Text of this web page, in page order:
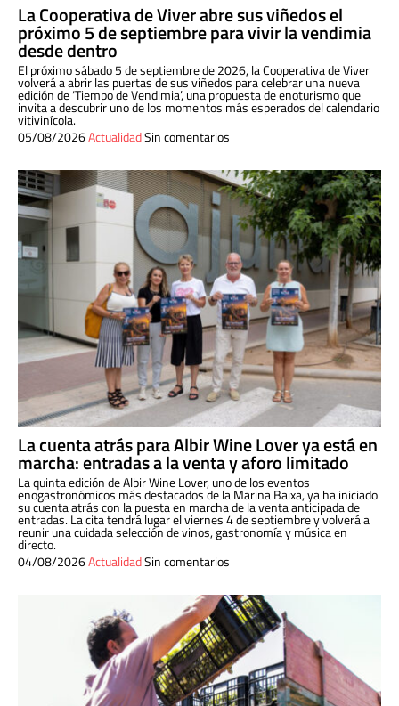
La Cooperativa de Viver abre sus viñedos el
próximo 5 de septiembre para vivir la vendimia
desde dentro
El próximo sábado 5 de septiembre de 2026, la Cooperativa de Viver
volverá a abrir las puertas de sus viñedos para celebrar una nueva
edición de ‘Tiempo de Vendimia’, una propuesta de enoturismo que
invita a descubrir uno de los momentos más esperados del calendario
vitivinícola.
05/08/2026ActualidadSin comentarios
La cuenta atrás para Albir Wine Lover ya está en
marcha: entradas a la venta y aforo limitado
La quinta edición de Albir Wine Lover, uno de los eventos
enogastronómicos más destacados de la Marina Baixa, ya ha iniciado
su cuenta atrás con la puesta en marcha de la venta anticipada de
entradas. La cita tendrá lugar el viernes 4 de septiembre y volverá a
reunir una cuidada selección de vinos, gastronomía y música en
directo.
04/08/2026ActualidadSin comentarios